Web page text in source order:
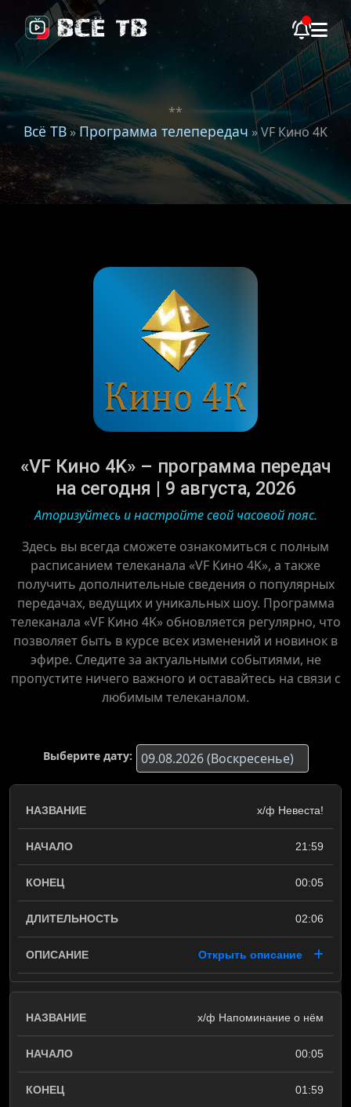
**
Всё ТВ»Программа телепередач » VF Кино 4K
«VF Кино 4K» – программа передач
на сегодня | 9 августа, 2026
Аторизуйтесь и настройте свой часовой пояс.
Здесь вы всегда сможете ознакомиться с полным
расписанием телеканала «VF Кино 4K», а также
получить дополнительные сведения о популярных
передачах, ведущих и уникальных шоу. Программа
телеканала «VF Кино 4K» обновляется регулярно, что
позволяет быть в курсе всех изменений и новинок в
эфире. Следите за актуальными событиями, не
пропустите ничего важного и оставайтесь на связи с
любимым телеканалом.
Выберите дату:
х/ф Невеста!
21:59
00:05
02:06
Открыть описание
х/ф Напоминание о нём
00:05
01:59